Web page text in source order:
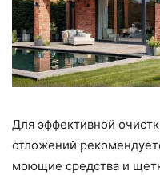
Для эффективной
отложений
моющие средства и